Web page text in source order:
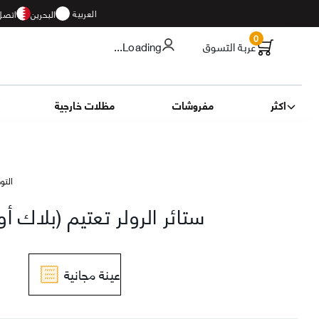
البحرين العربية
...Loading عربة التسوق0
مظلات خارجية مفروشات اكثر
ستائر الرولر تعتيم
عينة مجانية